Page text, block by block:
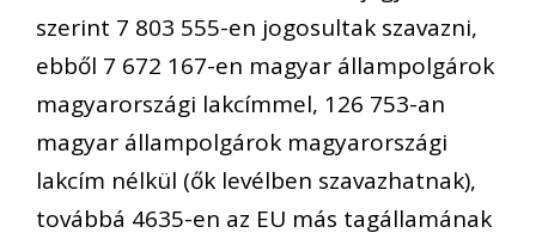
szerint 7 803 555-en jogosultak szavazni,
ebből 7 672 167-en magyar állampolgárok
magyarországi lakcímmel, 126 753-an
magyar állampolgárok magyarországi
lakcím nélkül (ők levélben szavazhatnak),
továbbá 4635-en az EU más tagállamának